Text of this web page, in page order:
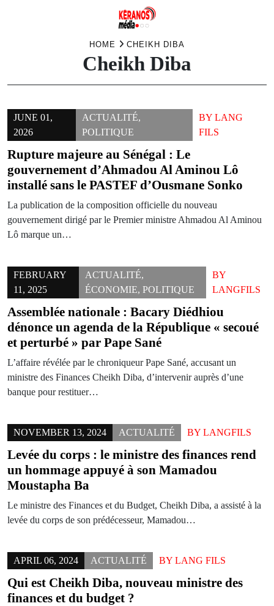
HOME CHEIKH DIBA
Cheikh Diba
JUNE 01,
2026
ACTUALITÉ,
POLITIQUE
BYLANG
FILS
Rupture majeure au Sénégal : Le
gouvernement d’Ahmadou Al Aminou Lô
installé sans le PASTEF d’Ousmane Sonko
La publication de la composition officielle du nouveau
gouvernement dirigé par le Premier ministre Ahmadou Al Aminou
Lô marque un…
FEBRUARY
11, 2025
ACTUALITÉ,
ÉCONOMIE,POLITIQUE
BY
LANGFILS
Assemblée nationale : Bacary Diédhiou
dénonce un agenda de la République « secoué
et perturbé » par Pape Sané
L’affaire révélée par le chroniqueur Pape Sané, accusant un
ministre des Finances Cheikh Diba, d’intervenir auprès d’une
banque pour restituer…
NOVEMBER 13, 2024 ACTUALITÉ BY LANGFILS
Levée du corps : le ministre des finances rend
un hommage appuyé à son Mamadou
Moustapha Ba
Le ministre des Finances et du Budget, Cheikh Diba, a assisté à la
levée du corps de son prédécesseur, Mamadou…
APRIL 06, 2024 ACTUALITÉ BY LANG FILS
Qui est Cheikh Diba, nouveau ministre des
finances et du budget ?